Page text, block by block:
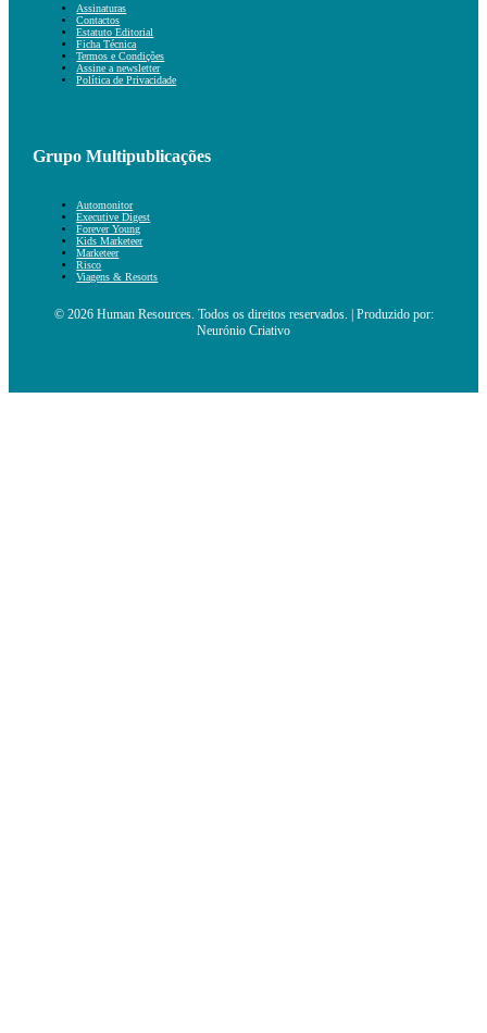
Assinaturas
Contactos
Estatuto Editorial
Ficha Técnica
Termos e Condições
Assine a newsletter
Política de Privacidade
Grupo Multipublicações
Automonitor
Executive Digest
Forever Young
Kids Marketeer
Marketeer
Risco
Viagens & Resorts
© 2026 Human Resources. Todos os direitos reservados. | Produzido por:
Neurónio Criativo